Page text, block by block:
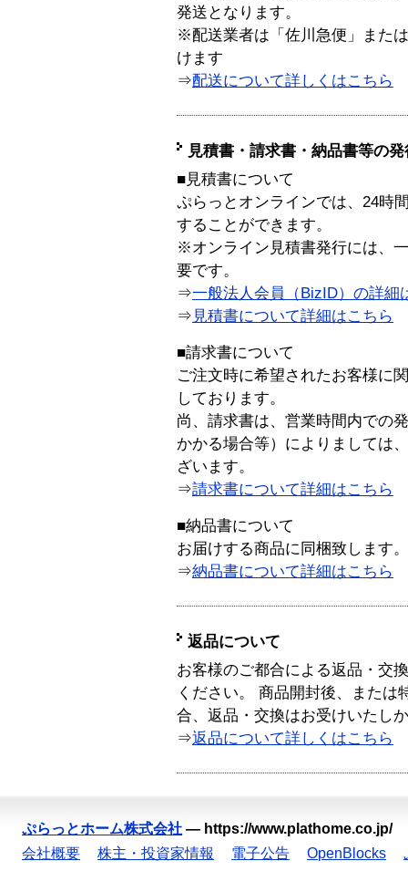
発送となります。
※配送業者は「佐川急便」また
けます
⇒配送について詳しくはこちら
見積書・請求書・納品書等の
■見積書について
ぷらっとオンラインでは、24時
することができます。
※オンライン見積書発行には、
要です。
⇒一般法人会員（BizID）の詳細
⇒ 見積書について詳細はこちら
■請求書について
ご注文時に希望されたお客様に
しております。
尚、請求書は、営業時間内での
かかる場合等）によりましては
ざいます。
⇒請求書について詳細はこちら
■納品書について
お届けする商品に同梱致します。
⇒納品書について詳細はこちら
返品について
お客様のご都合による返品・交
ください。 商品開封後、または
合、返品・交換はお受けいたし
⇒返品について詳しくはこちら
ぷらっとホーム株式会社 — https://www.plathome.co.jp/
会社概要
株主・投資家情報 電子公告 OpenBlocks